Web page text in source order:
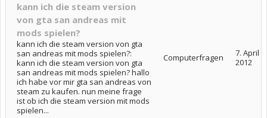
kann ich die steam version
von gta san andreas mit
mods spielen?
kann ich die steam version von gta
san andreas mit mods spielen?:
kann ich die steam version von gta
san andreas mit mods spielen? hallo
ich habe vor mir gta san andreas von
steam zu kaufen. nun meine frage
ist ob ich die steam version mit mods
spielen...
Computerfragen
7. April
2012